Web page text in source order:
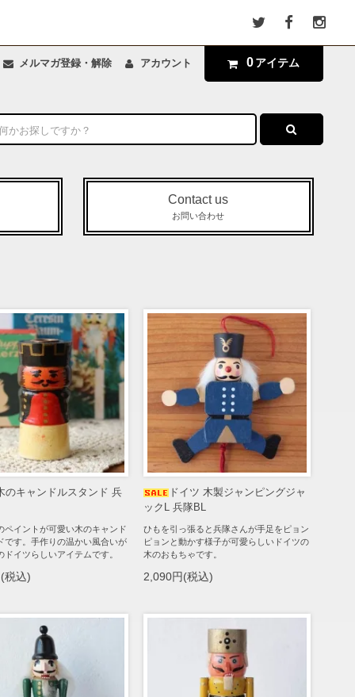
メルマガ登録・解除 アカウント 0 アイテム
Contact us
お問い合わせ
のキャンドルスタンド 兵
ペイントが可愛い木のキャンド
です。手作りの温かい風合いが
ドイツらしいアイテムです。
税込)
ドイツ 木製ジャンピングジャ
ックL 兵隊BL
ひもを引っ張ると兵隊さんが手足をピョン
ピョンと動かす様子が可愛らしいドイツの
木のおもちゃです。
2,090円(税込)